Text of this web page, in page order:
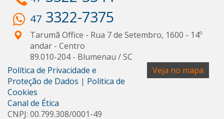
47 3322-7375
Tarumã Office - Rua 7 de Setembro, 1600 - 14º
andar - Centro
89.010-204- Blumenau /SC
Veja no mapa
Política de Privacidade e
Proteção de Dados | Política de
Cookies
Canal de Ética
CNPJ: 00.799.308/0001-49